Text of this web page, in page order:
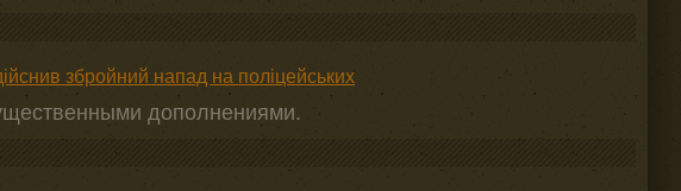
збройний напад на поліцейських
дополнениями.